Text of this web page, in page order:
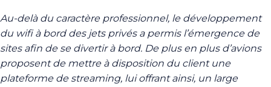
Au-delà du caractère professionnel, le développement
du wifi à bord des jets privés a permis l’émergence de
sites afin de se divertir à bord. De plus en plus d’avions
proposent de mettre à disposition du client une
plateforme de streaming, lui offrant ainsi, un large